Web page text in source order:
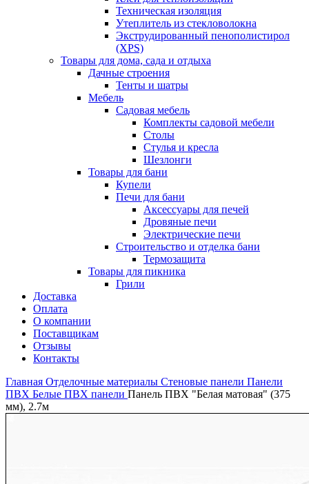
Техническая изоляция
Утеплитель из стекловолокна
Экструдированный пенополистирол
(XPS)
Товары для дома, сада и отдыха
Дачные строения
Тенты и шатры
Мебель
Садовая мебель
Комплекты садовой мебели
Столы
Стулья и кресла
Шезлонги
Товары для бани
Купели
Печи для бани
Аксессуары для печей
Дровяные печи
Электрические печи
Строительство и отделка бани
Термозащита
Товары для пикника
Грили
Доставка
Оплата
О компании
Поставщикам
Отзывы
Контакты
Главная Отделочные материалы Стеновые панели Панели
ПВХ Белые ПВХ панели Панель ПВХ "Белая матовая" (375
мм), 2.7м